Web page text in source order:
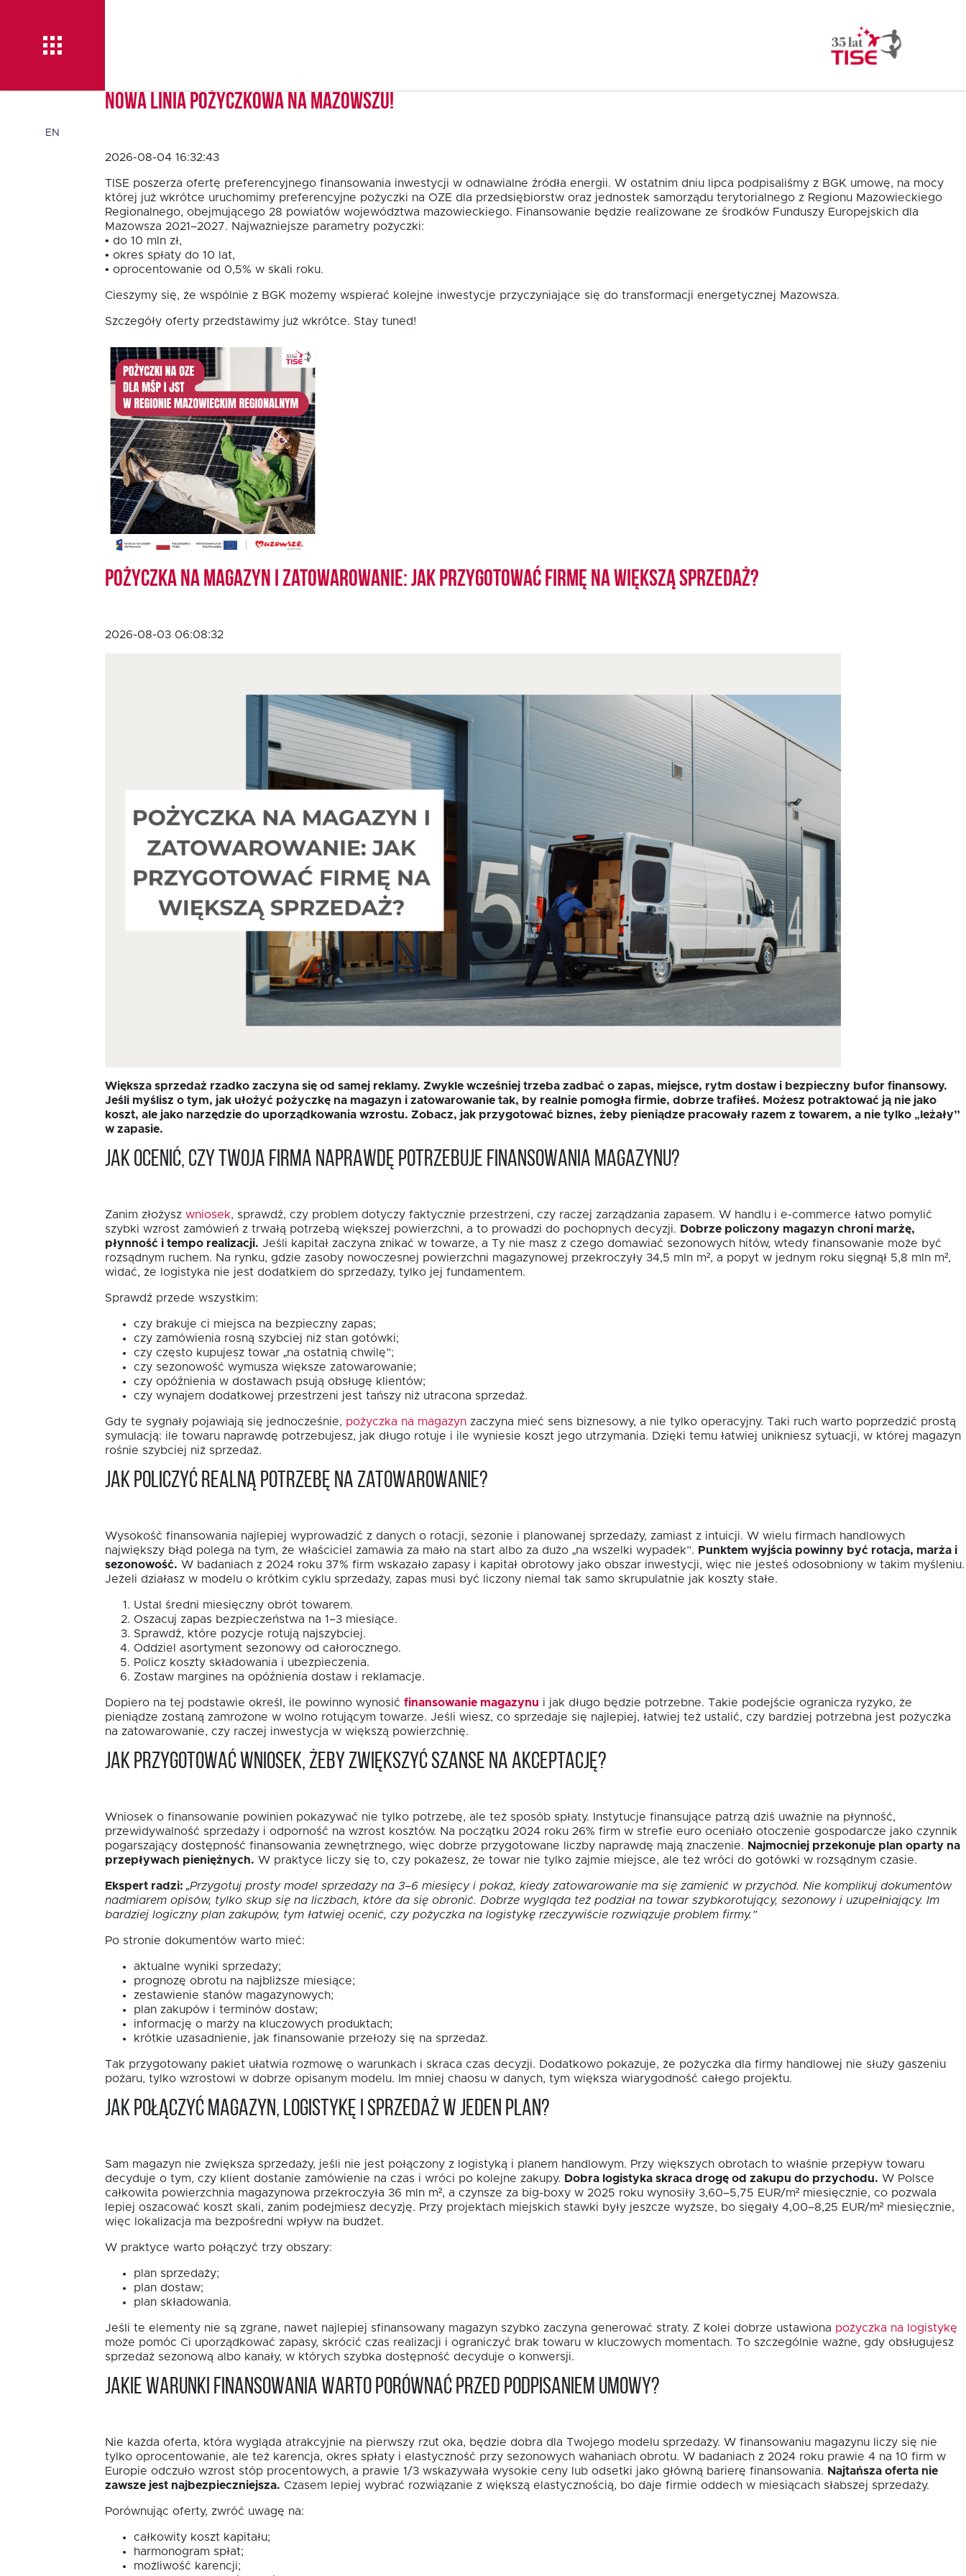
O TISE
Dlaczego TISE?
Pożyczka rozwojowa
TISE – NOWOŚĆ!
Oferta dla MSP
Oferta dla NGO/PES
Fundusz FKIS
Rodo
Dokumenty
Rekrutujemy
Kontakt
EN
Nowa linia pożyczkowa na Mazowszu!
2026-08-04 16:32:43
TISE poszerza ofertę preferencyjnego finansowania inwestycji w odnawialne źródła energii. W ostatnim dniu lipca podpisaliśmy z BGK umowę, na mocy
której już wkrótce uruchomimy preferencyjne pożyczki na OZE dla przedsiębiorstw oraz jednostek samorządu terytorialnego z Regionu Mazowieckiego
Regionalnego, obejmującego 28 powiatów województwa mazowieckiego. Finansowanie będzie realizowane ze środków Funduszy Europejskich dla
Mazowsza 2021–2027. Najważniejsze parametry pożyczki:
• do 10 mln zł,
• okres spłaty do 10 lat,
• oprocentowanie od 0,5% w skali roku.
Cieszymy się, że wspólnie z BGK możemy wspierać kolejne inwestycje przyczyniające się do transformacji energetycznej Mazowsza.
Szczegóły oferty przedstawimy już wkrótce. Stay tuned!
Pożyczka na magazyn i zatowarowanie: jak przygotować firmę na większą sprzedaż?
2026-08-03 06:08:32
Większa sprzedaż rzadko zaczyna się od samej reklamy. Zwykle wcześniej trzeba zadbać o zapas, miejsce, rytm dostaw i bezpieczny bufor finansowy.
Jeśli myślisz o tym, jak ułożyć pożyczkę na magazyn i zatowarowanie tak, by realnie pomogła firmie, dobrze trafiłeś. Możesz potraktować ją nie jako
koszt, ale jako narzędzie do uporządkowania wzrostu. Zobacz, jak przygotować biznes, żeby pieniądze pracowały razem z towarem, a nie tylko „leżały”
w zapasie.
Jak ocenić, czy Twoja firma naprawdę potrzebuje finansowania magazynu?
Zanim złożysz wniosek, sprawdź, czy problem dotyczy faktycznie przestrzeni, czy raczej zarządzania zapasem. W handlu i e-commerce łatwo pomylić
szybki wzrost zamówień z trwałą potrzebą większej powierzchni, a to prowadzi do pochopnych decyzji. Dobrze policzony magazyn chroni marżę,
płynność i tempo realizacji. Jeśli kapitał zaczyna znikać w towarze, a Ty nie masz z czego domawiać sezonowych hitów, wtedy finansowanie może być
rozsądnym ruchem. Na rynku, gdzie zasoby nowoczesnej powierzchni magazynowej przekroczyły 34,5 mln m², a popyt w jednym roku sięgnął 5,8 mln m²,
widać, że logistyka nie jest dodatkiem do sprzedaży, tylko jej fundamentem.
Sprawdź przede wszystkim:
czy brakuje ci miejsca na bezpieczny zapas;
czy zamówienia rosną szybciej niż stan gotówki;
czy często kupujesz towar „na ostatnią chwilę”;
czy sezonowość wymusza większe zatowarowanie;
czy opóźnienia w dostawach psują obsługę klientów;
czy wynajem dodatkowej przestrzeni jest tańszy niż utracona sprzedaż.
Gdy te sygnały pojawiają się jednocześnie, pożyczka na magazyn zaczyna mieć sens biznesowy, a nie tylko operacyjny. Taki ruch warto poprzedzić prostą
symulacją: ile towaru naprawdę potrzebujesz, jak długo rotuje i ile wyniesie koszt jego utrzymania. Dzięki temu łatwiej unikniesz sytuacji, w której magazyn
rośnie szybciej niż sprzedaż.
Jak policzyć realną potrzebę na zatowarowanie?
Wysokość finansowania najlepiej wyprowadzić z danych o rotacji, sezonie i planowanej sprzedaży, zamiast z intuicji. W wielu firmach handlowych
największy błąd polega na tym, że właściciel zamawia za mało na start albo za dużo „na wszelki wypadek”. Punktem wyjścia powinny być rotacja, marża i
sezonowość. W badaniach z 2024 roku 37% firm wskazało zapasy i kapitał obrotowy jako obszar inwestycji, więc nie jesteś odosobniony w takim myśleniu.
Jeżeli działasz w modelu o krótkim cyklu sprzedaży, zapas musi być liczony niemal tak samo skrupulatnie jak koszty stałe.
Ustal średni miesięczny obrót towarem.
Oszacuj zapas bezpieczeństwa na 1–3 miesiące.
Sprawdź, które pozycje rotują najszybciej.
Oddziel asortyment sezonowy od całorocznego.
Policz koszty składowania i ubezpieczenia.
Zostaw margines na opóźnienia dostaw i reklamacje.
Dopiero na tej podstawie określ, ile powinno wynosić finansowanie magazynu i jak długo będzie potrzebne. Takie podejście ogranicza ryzyko, że
pieniądze zostaną zamrożone w wolno rotującym towarze. Jeśli wiesz, co sprzedaje się najlepiej, łatwiej też ustalić, czy bardziej potrzebna jest pożyczka
na zatowarowanie, czy raczej inwestycja w większą powierzchnię.
Jak przygotować wniosek, żeby zwiększyć szanse na akceptację?
Wniosek o finansowanie powinien pokazywać nie tylko potrzebę, ale też sposób spłaty. Instytucje finansujące patrzą dziś uważnie na płynność,
przewidywalność sprzedaży i odporność na wzrost kosztów. Na początku 2024 roku 26% firm w strefie euro oceniało otoczenie gospodarcze jako czynnik
pogarszający dostępność finansowania zewnętrznego, więc dobrze przygotowane liczby naprawdę mają znaczenie. Najmocniej przekonuje plan oparty na
przepływach pieniężnych. W praktyce liczy się to, czy pokażesz, że towar nie tylko zajmie miejsce, ale też wróci do gotówki w rozsądnym czasie.
Ekspert radzi: „Przygotuj prosty model sprzedaży na 3–6 miesięcy i pokaż, kiedy zatowarowanie ma się zamienić w przychód. Nie komplikuj dokumentów
nadmiarem opisów, tylko skup się na liczbach, które da się obronić. Dobrze wygląda też podział na towar szybkorotujący, sezonowy i uzupełniający. Im
bardziej logiczny plan zakupów, tym łatwiej ocenić, czy pożyczka na logistykę rzeczywiście rozwiązuje problem firmy.”
Po stronie dokumentów warto mieć:
aktualne wyniki sprzedaży;
prognozę obrotu na najbliższe miesiące;
zestawienie stanów magazynowych;
plan zakupów i terminów dostaw;
informację o marży na kluczowych produktach;
krótkie uzasadnienie, jak finansowanie przełoży się na sprzedaż.
Tak przygotowany pakiet ułatwia rozmowę o warunkach i skraca czas decyzji. Dodatkowo pokazuje, że pożyczka dla firmy handlowej nie służy gaszeniu
pożaru, tylko wzrostowi w dobrze opisanym modelu. Im mniej chaosu w danych, tym większa wiarygodność całego projektu.
Jak połączyć magazyn, logistykę i sprzedaż w jeden plan?
Sam magazyn nie zwiększa sprzedaży, jeśli nie jest połączony z logistyką i planem handlowym. Przy większych obrotach to właśnie przepływ towaru
decyduje o tym, czy klient dostanie zamówienie na czas i wróci po kolejne zakupy. Dobra logistyka skraca drogę od zakupu do przychodu. W Polsce
całkowita powierzchnia magazynowa przekroczyła 36 mln m², a czynsze za big-boxy w 2025 roku wynosiły 3,60–5,75 EUR/m² miesięcznie, co pozwala
lepiej oszacować koszt skali, zanim podejmiesz decyzję. Przy projektach miejskich stawki były jeszcze wyższe, bo sięgały 4,00–8,25 EUR/m² miesięcznie,
więc lokalizacja ma bezpośredni wpływ na budżet.
W praktyce warto połączyć trzy obszary:
plan sprzedaży;
plan dostaw;
plan składowania.
Jeśli te elementy nie są zgrane, nawet najlepiej sfinansowany magazyn szybko zaczyna generować straty. Z kolei dobrze ustawiona pożyczka na logistykę
może pomóc Ci uporządkować zapasy, skrócić czas realizacji i ograniczyć brak towaru w kluczowych momentach. To szczególnie ważne, gdy obsługujesz
sprzedaż sezonową albo kanały, w których szybka dostępność decyduje o konwersji.
Jakie warunki finansowania warto porównać przed podpisaniem umowy?
Nie każda oferta, która wygląda atrakcyjnie na pierwszy rzut oka, będzie dobra dla Twojego modelu sprzedaży. W finansowaniu magazynu liczy się nie
tylko oprocentowanie, ale też karencja, okres spłaty i elastyczność przy sezonowych wahaniach obrotu. W badaniach z 2024 roku prawie 4 na 10 firm w
Europie odczuło wzrost stóp procentowych, a prawie 1/3 wskazywała wysokie ceny lub odsetki jako główną barierę finansowania. Najtańsza oferta nie
zawsze jest najbezpieczniejsza. Czasem lepiej wybrać rozwiązanie z większą elastycznością, bo daje firmie oddech w miesiącach słabszej sprzedaży.
Porównując oferty, zwróć uwagę na:
całkowity koszt kapitału;
harmonogram spłat;
możliwość karencji;